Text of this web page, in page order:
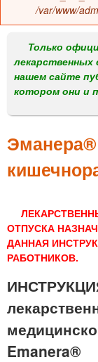
о
м
е
н
ошибке
/var/www/
Только
лекарственных
нашем сайте
котором они и
ОТПУСКА
ДАННАЯ
РАБОТНИКОВ.
Emanera®